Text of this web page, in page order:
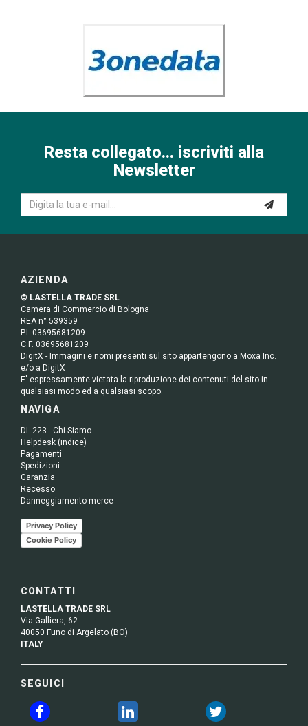
Resta collegato... iscriviti alla
Newsletter
AZIENDA
© LASTELLA TRADE SRL
Camera di Commercio di Bologna
REA n° 539359
P.I. 03695681209
C.F. 03695681209
DigitX - Immagini e nomi presenti sul sito appartengono a Moxa Inc.
e/o a DigitX
E' espressamente vietata la riproduzione dei contenuti del sito in
qualsiasi modo ed a qualsiasi scopo.
NAVIGA
DL 223 - Chi Siamo
Helpdesk (indice)
Pagamenti
Spedizioni
Garanzia
Recesso
Danneggiamento merce
Privacy Policy
Cookie Policy
CONTATTI
LASTELLA TRADE SRL
Via Galliera, 62
40050 Funo di Argelato (BO)
ITALY
SEGUICI